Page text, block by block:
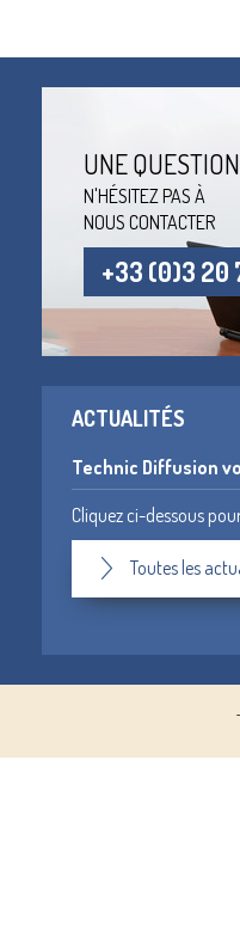
UNE
N'HÉSITEZ PAS À
NOUS CONTACTER
+33 (0)3 20
ACTUALITÉS
Technic Diffusion
Cliquez ci-dessous
Toutes les